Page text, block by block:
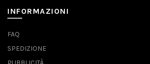
INFORMAZIONI
FAQ
SPEDIZIONE